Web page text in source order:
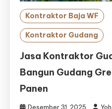
Kontraktor Baja WF
Kontraktor Gudang
Jasa Kontraktor
Bangun Gudang
Panen
Desember 31, 2025